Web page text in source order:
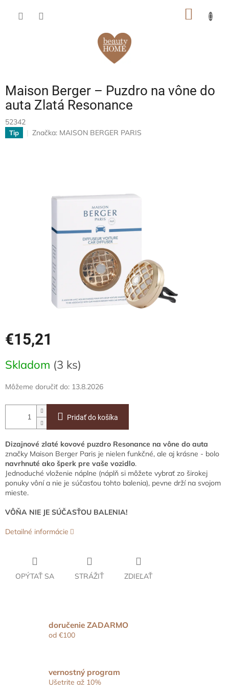
Maison Berger – Puzdro na vône do
auta Zlatá Resonance
52342
Tip Značka: MAISON BERGER PARIS
€15,21
cena:
Skladom (3 ks)
Môžeme doručiť do: 13.8.2026
Pridať do košíka
Dizajnové zlaté kovové puzdro Resonance na vône do auta
značky Maison Berger Paris je nielen funkčné, ale aj krásne - bolo
navrhnuté ako šperk pre vaše vozidlo.
Jednoduché vloženie náplne (náplň si môžete vybrať zo širokej
ponuky vôní a nie je súčasťou tohto balenia), pevne drží na svojom
mieste.
VÔŇA NIE JE SÚČASŤOU BALENIA!
Detailné informácie
OPÝTAŤ SA STRÁŽIŤ ZDIEĽAŤ
doručenie ZADARMO
od €100
vernostný program
Ušetrite až 10%